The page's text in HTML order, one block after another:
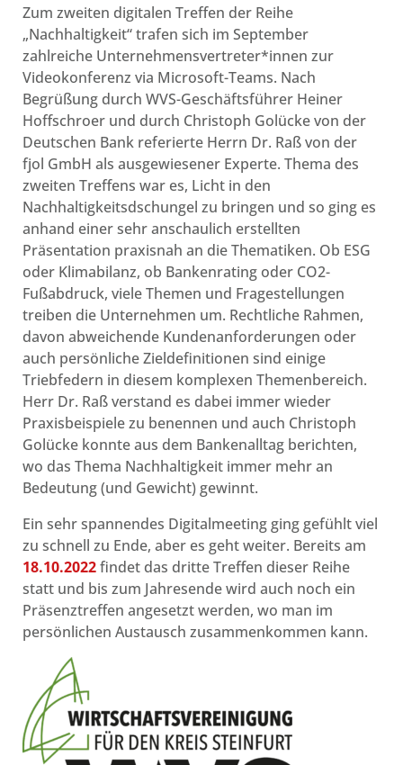
Zum zweiten digitalen Treffen der Reihe
„Nachhaltigkeit“ trafen sich im September
zahlreiche Unternehmensvertreter*innen zur
Videokonferenz via Microsoft-Teams. Nach
Begrüßung durch WVS-Geschäftsführer Heiner
Hoffschroer und durch Christoph Golücke von der
Deutschen Bank referierte Herrn Dr. Raß von der
fjol GmbH als ausgewiesener Experte. Thema des
zweiten Treffens war es, Licht in den
Nachhaltigkeitsdschungel zu bringen und so ging es
anhand einer sehr anschaulich erstellten
Präsentation praxisnah an die Thematiken. Ob ESG
oder Klimabilanz, ob Bankenrating oder CO2-
Fußabdruck, viele Themen und Fragestellungen
treiben die Unternehmen um. Rechtliche Rahmen,
davon abweichende Kundenanforderungen oder
auch persönliche Zieldefinitionen sind einige
Triebfedern in diesem komplexen Themenbereich.
Herr Dr. Raß verstand es dabei immer wieder
Praxisbeispiele zu benennen und auch Christoph
Golücke konnte aus dem Bankenalltag berichten,
wo das Thema Nachhaltigkeit immer mehr an
Bedeutung (und Gewicht) gewinnt.
Ein sehr spannendes Digitalmeeting ging gefühlt viel
zu schnell zu Ende, aber es geht weiter. Bereits am
18.10.2022findet das dritte Treffen dieser Reihe
statt und bis zum Jahresende wird auch noch ein
Präsenztreffen angesetzt werden, wo man im
persönlichen Austausch zusammenkommen kann.